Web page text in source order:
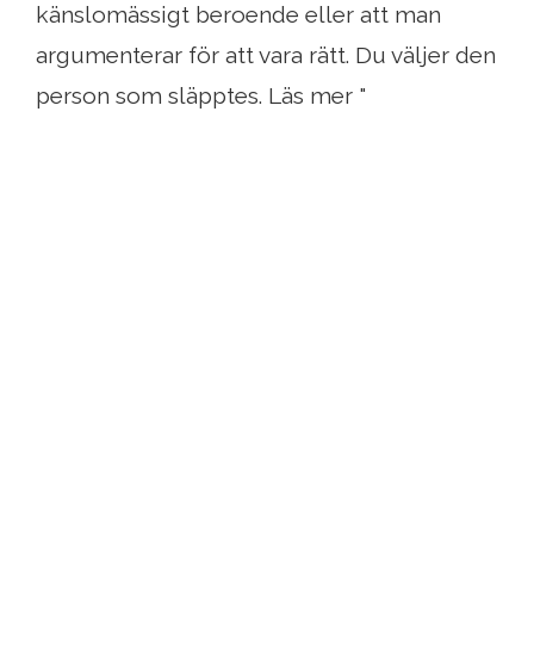
känslomässigt beroende eller att man
argumenterar för att vara rätt. Du väljer den
person som släpptes. Läs mer "